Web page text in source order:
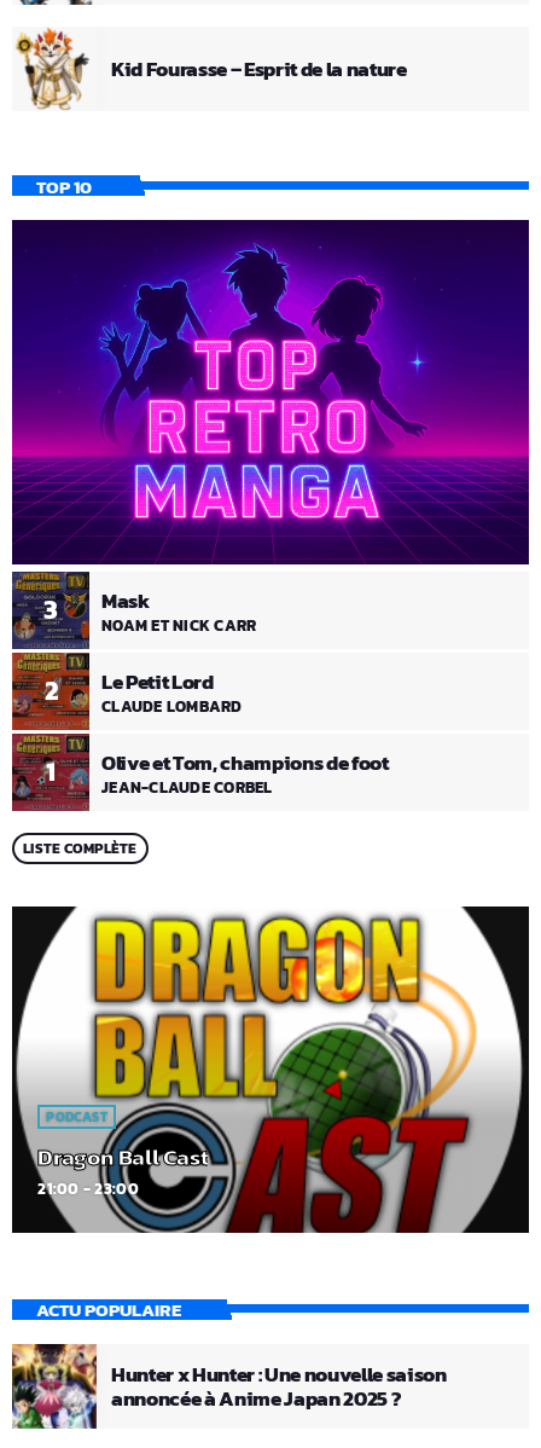
Kid Fourasse – Esprit de la nature
TOP 10
1 Olive et Tom, champions de foot
JEAN-CLAUDE CORBEL
2 Le Petit Lord
CLAUDE LOMBARD
3 Mask
NOAM ET NICK CARR
LISTE COMPLÈTE
PODCAST
Dragon Ball Cast
21:00 - 23:00
ACTU POPULAIRE
Hunter x Hunter : Une nouvelle saison
annoncée à Anime Japan 2025 ?